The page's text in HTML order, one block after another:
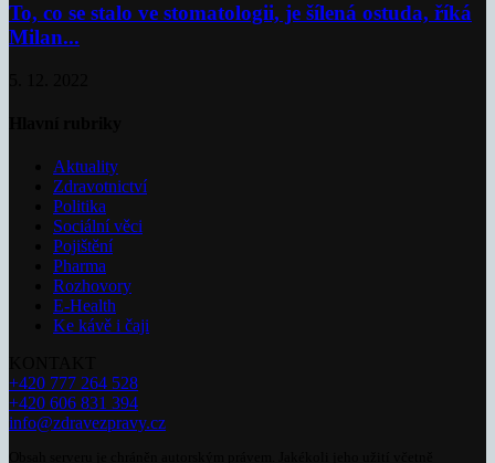
To, co se stalo ve stomatologii, je šílená ostuda, říká
Milan...
Aktuality
Zdravotnictví
Politika
Sociální věci
Pojištění
Pharma
Rozhovory
E-Health
Ke kávě i čaji
+420 777 264 528
+420 606 831 394
info@zdravezpravy.cz